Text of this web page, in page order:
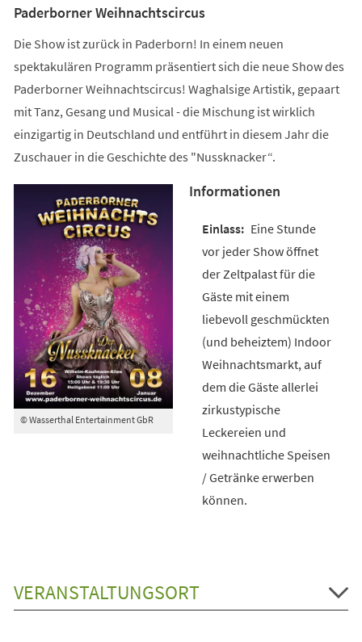
Paderborner Weihnachtscircus
Die Show ist zurück in Paderborn! In einem neuen
spektakulären Programm präsentiert sich die neue Show des
Paderborner Weihnachtscircus! Waghalsige Artistik, gepaart
mit Tanz, Gesang und Musical - die Mischung ist wirklich
einzigartig in Deutschland und entführt in diesem Jahr die
Zuschauer in die Geschichte des "Nussknacker“.
© Wasserthal Entertainment GbR
Informationen
Eine Stunde
vor jeder Show öffnet
der Zeltpalast für die
Gäste mit einem
liebevoll geschmückten
(und beheiztem) Indoor
Weihnachtsmarkt, auf
dem die Gäste allerlei
zirkustypische
Leckereien und
weihnachtliche Speisen
/ Getränke erwerben
können.
VERANSTALTUNGSORT